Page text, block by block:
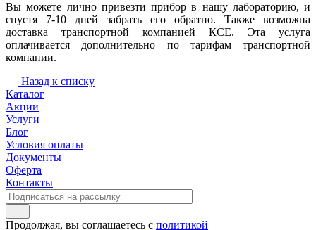
Вы можете лично привезти прибор в нашу лабораторию, и
спустя 7-10 дней забрать его обратно. Также возможна
доставка транспортной компанией КСЕ. Эта услуга
оплачивается дополнительно по тарифам транспортной
компании.
Назад к списку
Каталог
Акции
Услуги
Блог
Условия оплаты
Документы
Оферта
Контакты
Продолжая, вы соглашаетесь с политикой